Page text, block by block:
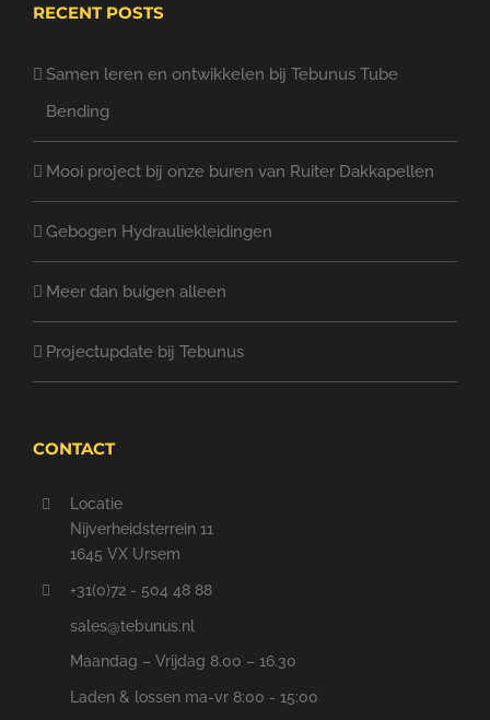
RECENT POSTS
Samen leren en ontwikkelen bij Tebunus Tube
Bending
Mooi project bij onze buren van Ruiter Dakkapellen
Gebogen Hydrauliekleidingen
Meer dan buigen alleen
Projectupdate bij Tebunus
CONTACT
Locatie
Nijverheidsterrein 11
1645 VX Ursem
+31(0)72 - 504 48 88
sales@tebunus.nl
Maandag – Vrijdag 8.00 – 16.30
Laden & lossen ma-vr 8:00 - 15:00